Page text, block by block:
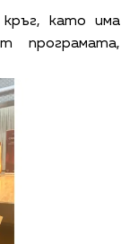
като има
програмата,